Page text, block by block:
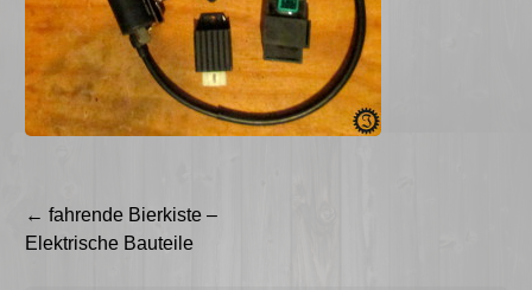
Beitragsnavigation
← fahrende Bierkiste –
Elektrische Bauteile